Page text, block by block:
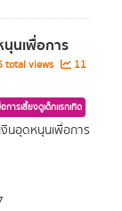
นุนเพื่อการ
total views
11
ารเลี้ยงดูเด็กแรกเกิด
งินอุดหนุนเพื่อการ